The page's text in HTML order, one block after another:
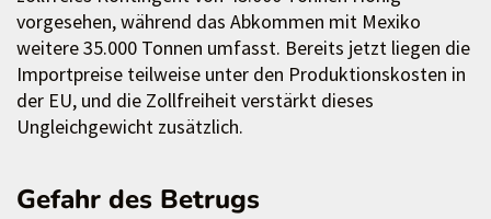
vorgesehen, während das Abkommen mit Mexiko
weitere 35.000 Tonnen umfasst. Bereits jetzt liegen die
Importpreise teilweise unter den Produktionskosten in
der EU, und die Zollfreiheit verstärkt dieses
Ungleichgewicht zusätzlich.
Gefahr des Betrugs